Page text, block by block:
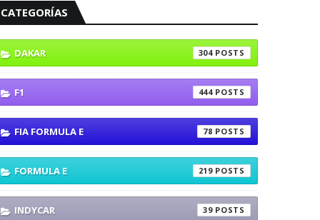
CATEGORÍAS
DAKAR 304
F1 444
FIA FORMULA E 78
FORMULA E 219
INDYCAR 39